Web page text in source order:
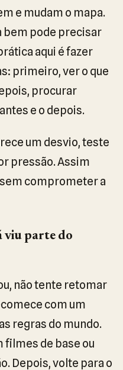
e mudam o mapa.
bem pode precisar
aqui é fazer
primeiro, ver o que
procurar
e o depois.
um desvio, teste
pressão. Assim
sem comprometer a
viu parte do
não tente retomar
com um
regras do mundo.
filmes de base ou
Depois, volte para o